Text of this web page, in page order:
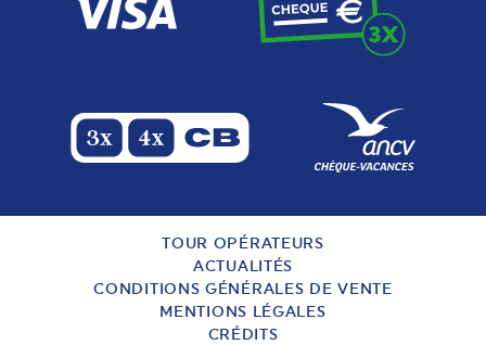
TOUR OPÉRATEURS
ACTUALITÉS
CONDITIONS GÉNÉRALES DE VENTE
MENTIONS LÉGALES
CRÉDITS